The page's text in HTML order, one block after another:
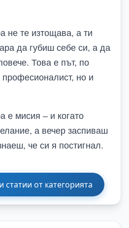
не те изтощава, а ти
да губиш себе си, а да
Това е път, по
професионалист, но и
е мисия – и когато
а вечер заспиваш
че си я постигнал.
статии от категорията